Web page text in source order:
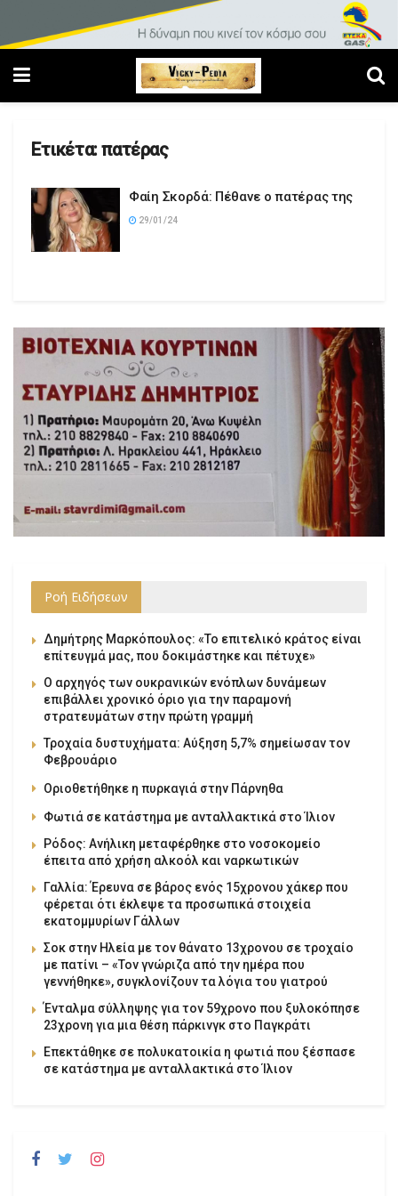
Ετικέτα:πατέρας
Φαίη Σκορδά: Πέθανε ο πατέρας της
29/01/24
Ροή Ειδήσεων
Δημήτρης Μαρκόπουλος: «Το επιτελικό κράτος είναι
επίτευγμά μας, που δοκιμάστηκε και πέτυχε»
Ο αρχηγός των ουκρανικών ενόπλων δυνάμεων
επιβάλλει χρονικό όριο για την παραμονή
στρατευμάτων στην πρώτη γραμμή
Τροχαία δυστυχήματα: Αύξηση 5,7% σημείωσαν τον
Φεβρουάριο
Οριοθετήθηκε η πυρκαγιά στην Πάρνηθα
Φωτιά σε κατάστημα με ανταλλακτικά στο Ίλιον
Ρόδος: Ανήλικη μεταφέρθηκε στο νοσοκομείο
έπειτα από χρήση αλκοόλ και ναρκωτικών
Γαλλία: Έρευνα σε βάρος ενός 15χρονου χάκερ που
φέρεται ότι έκλεψε τα προσωπικά στοιχεία
εκατομμυρίων Γάλλων
Σοκ στην Ηλεία με τον θάνατο 13χρονου σε τροχαίο
με πατίνι – «Τον γνώριζα από την ημέρα που
γεννήθηκε», συγκλονίζουν τα λόγια του γιατρού
Ένταλμα σύλληψης για τον 59χρονο που ξυλοκόπησε
23χρονη για μια θέση πάρκινγκ στο Παγκράτι
Επεκτάθηκε σε πολυκατοικία η φωτιά που ξέσπασε
σε κατάστημα με ανταλλακτικά στο Ίλιον